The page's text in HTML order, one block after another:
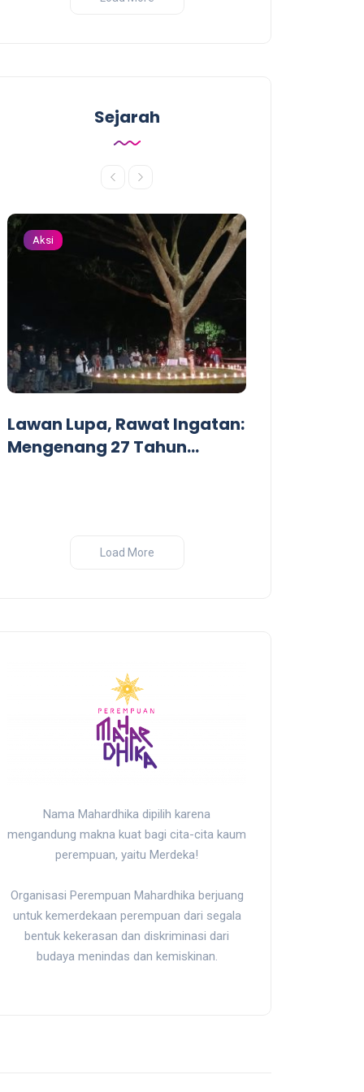
Sejarah
Aksi
Lawan Lupa, Rawat Ingatan:
Mengenang 27 Tahun
Load More
Nama Mahardhika dipilih karena
mengandung makna kuat bagi cita-cita kaum
perempuan, yaitu Merdeka!
Organisasi Perempuan Mahardhika berjuang
untuk kemerdekaan perempuan dari segala
bentuk kekerasan dan diskriminasi dari
budaya menindas dan kemiskinan.